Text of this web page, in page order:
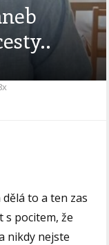
to a ten zas
s pocitem, že
nikdy nejste